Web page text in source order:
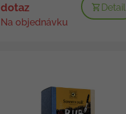
dotaz
Na objednávku
Detail